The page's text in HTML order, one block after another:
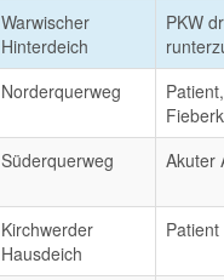
Warwischer
Hinterdeich
PKW
Norderquerweg
Süderquerweg Akuter
Kirchwerder
Hausdeich